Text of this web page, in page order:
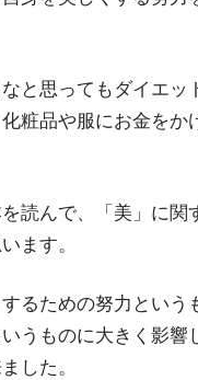
と思ってもダイエッ
粧品や服にお金をか
読んで、「美」に関
ます。
るための努力という
うものに大きく影響
した。